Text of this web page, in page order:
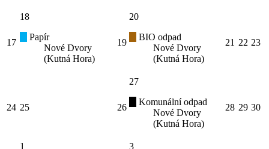
17
18
Papír
Nové Dvory
(Kutná Hora)
19
20
BIO odpad
Nové Dvory
(Kutná Hora)
21 22 23
24 25 26
27
Komunální odpad
Nové Dvory
(Kutná Hora)
28 29 30
1
3